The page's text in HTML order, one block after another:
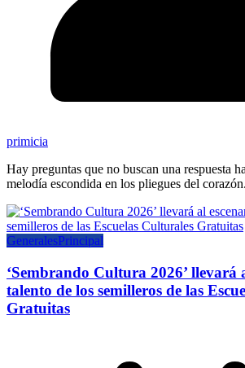
primicia
Hay preguntas que no buscan una respuesta
melodía escondida en los pliegues del
GeneralesPrincipal
‘Sembrando Cultura 2026’ llevará
talento de los semilleros de las
Gratuitas